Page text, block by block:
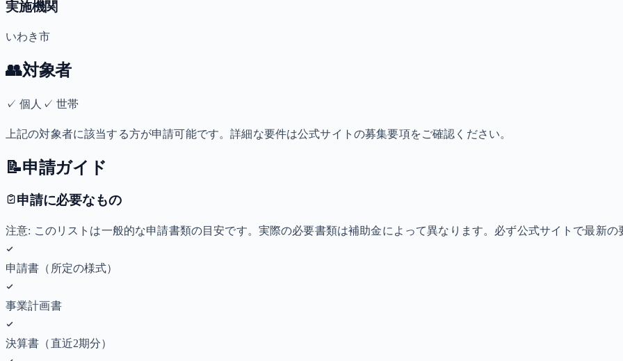
実施機関
いわき市
👥対象者
✓個人 ✓ 世帯
上記の対象者に該当する方が申請可能です。詳細な要件は公式サイトの募集要項をご確認ください。
📝申請ガイド
申請に必要なもの
注意: このリストは一般的な申請書類の目安です。実際の必要書類は補助金によって異なります。必ず公式サイトで最新の
申請書（所定の様式）
事業計画書
決算書（直近2期分）